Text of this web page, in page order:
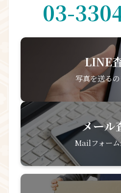
03-
LINE
写真を送る
メール
Mailフォー